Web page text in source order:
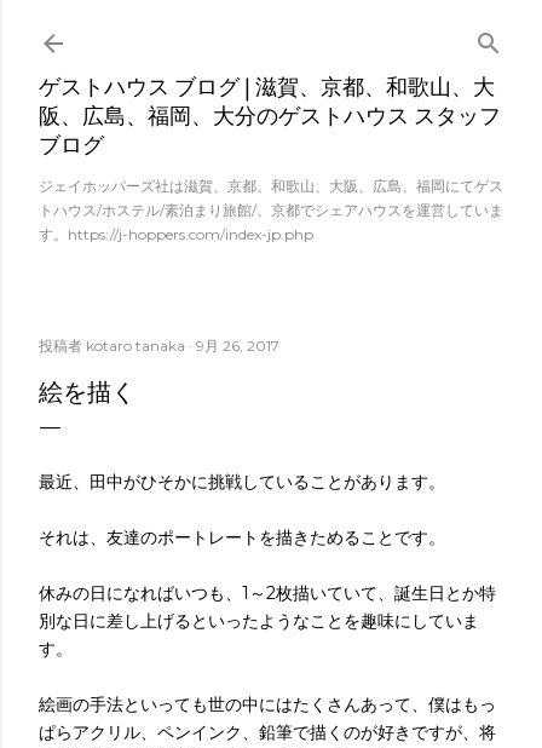
スキップしてメイン コンテンツに移動
ゲストハウス ブログ | 滋賀、京都、和歌山、大
阪、広島、福岡、大分のゲストハウス スタッフ
ブログ
ジェイホッパーズ社は滋賀、京都、和歌山、大阪、広島、福岡にてゲス
トハウス/ホステル/素泊まり旅館/、京都でシェアハウスを運営していま
す。https://j-hoppers.com/index-jp.php
投稿者 kotaro tanaka 9月 26, 2017
絵を描く
最近、田中がひそかに挑戦していることがあります。
それは、友達のポートレートを描きためることです。
休みの日になればいつも、1～2枚描いていて、誕生日とか特
別な日に差し上げるといったようなことを趣味にしていま
す。
絵画の手法といっても世の中にはたくさんあって、僕はもっ
ぱらアクリル、ペンインク、鉛筆で描くのが好きですが、将